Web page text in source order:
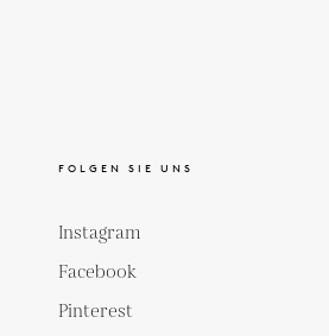
FOLGEN SIE UNS
Instagram
Facebook
Pinterest